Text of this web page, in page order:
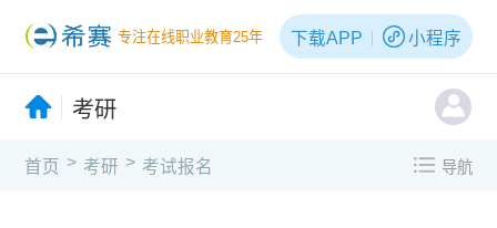
专注在线职业教育25年 下载APP 小程序
考研
首页 > 考研 > 考试报名 导航